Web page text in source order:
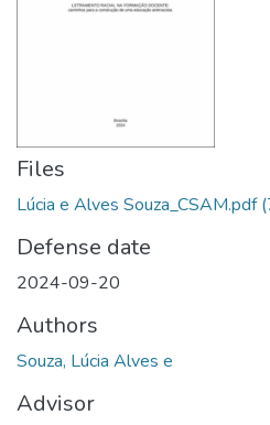
Files
Lúcia e Alves Souza_CSAM.pdf
Defense date
2024-09-20
Authors
Souza, Lúcia Alves e
Advisor